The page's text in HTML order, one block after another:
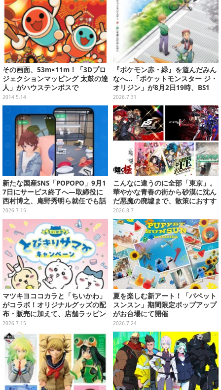
その画面、53m×11m！「3Dプロ
ジェクションマッピング 太鼓の達
人」がハウステンボスで
2014.5.14
『ポケモン赤・緑』を遊んだみん
なへ…「ポケットモンスター ジ・
オリジン」が8月2日19時、BS1
2・日曜アニメ劇場で放送！
2026.7.31
新たな国産SNS「POPOPO」9月1
7日にサービス終了へ―取締役に
西村博之、庵野秀明ら就任でも話
題、約6か月で幕
2026.7.15
こんなに違うのに全部「東京」。
華やかな青春の街から砂漠に沈ん
だ悪魔の廃墟まで、散策におすす
め東京ゲーム5選【特集】
2026.8.7
マツキヨココカラと「ちいかわ」
がコラボ！オリジナルグッズの配
布・販売に加えて、店舗ラッピン
グや”花火打ち上げ”まで盛り沢山
2026.7.15
夏を楽しむ新アート！「パペット
スンスン」期間限定ポップアップ
がお台場にて開催
2026.7.24